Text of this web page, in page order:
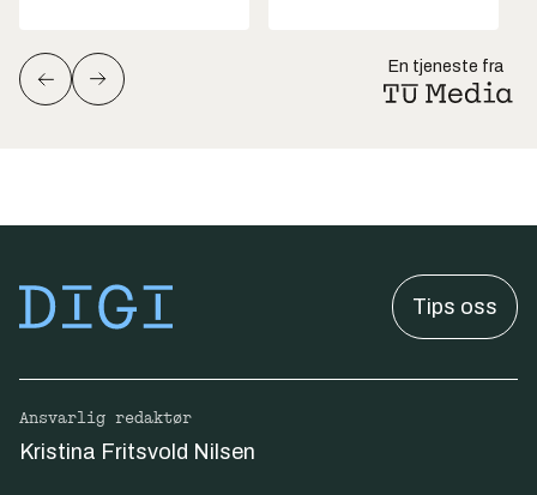
En tjeneste fra
Tips oss
Ansvarlig redaktør
Kristina Fritsvold Nilsen